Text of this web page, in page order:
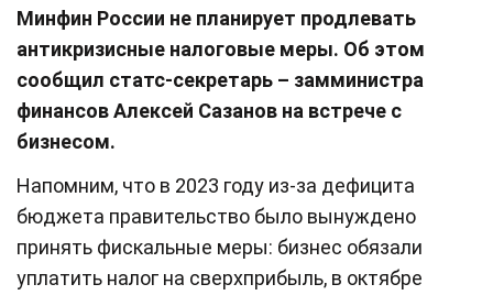
Минфин России не планирует продлевать
антикризисные налоговые меры. Об этом
сообщил статс-секретарь – замминистра
финансов Алексей Сазанов на встрече с
бизнесом.
Напомним, что в 2023 году из-за дефицита
бюджета правительство было вынуждено
принять фискальные меры: бизнес обязали
уплатить налог на сверхприбыль, в октябре